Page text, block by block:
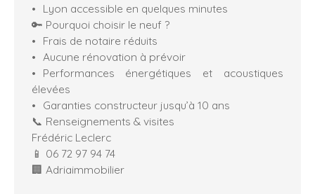
Lyon accessible en quelques minutes
🔑 Pourquoi choisir le neuf ?
Frais de notaire réduits
Aucune rénovation à prévoir
Performances énergétiques et acoustiques
élevées
Garanties constructeur jusqu’à 10 ans
📞 Renseignements & visites
Frédéric Leclerc
📱 06 72 97 94 74
🏢 Adriaimmobilier